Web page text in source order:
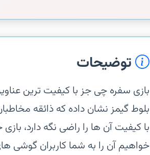
توضیحات
بازی سفره چی جز با کیفیت ترین
بلوط گیمز نشان داده که ذائقه
با کیفیت آن ها را راضی نگه دارد،
خواهیم آن را به شما کاربران گوشی